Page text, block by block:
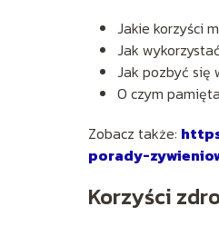
Jakie korzyści
Jak
Jak pozbyć się
O czym
Zobacz także:
porady-
Korzyści